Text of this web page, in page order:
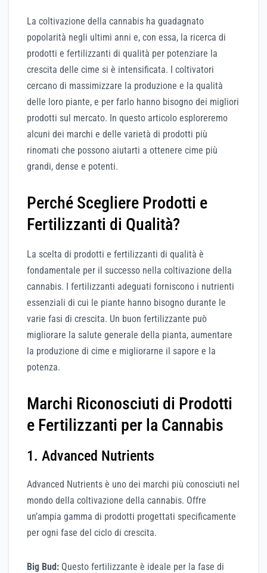
La coltivazione della cannabis ha guadagnato
popolarità negli ultimi anni e, con essa, la ricerca di
prodotti e fertilizzanti di qualità per potenziare la
crescita delle cime si è intensificata. I coltivatori
cercano di massimizzare la produzione e la qualità
delle loro piante, e per farlo hanno bisogno dei migliori
prodotti sul mercato. In questo articolo esploreremo
alcuni dei marchi e delle varietà di prodotti più
rinomati che possono aiutarti a ottenere cime più
grandi, dense e potenti.
Perché Scegliere Prodotti e
Fertilizzanti di Qualità?
La scelta di prodotti e fertilizzanti di qualità è
fondamentale per il successo nella coltivazione della
cannabis. I fertilizzanti adeguati forniscono i nutrienti
essenziali di cui le piante hanno bisogno durante le
varie fasi di crescita. Un buon fertilizzante può
migliorare la salute generale della pianta, aumentare
la produzione di cime e migliorarne il sapore e la
potenza.
Marchi Riconosciuti di Prodotti
e Fertilizzanti per la Cannabis
1. Advanced Nutrients
Advanced Nutrients è uno dei marchi più conosciuti nel
mondo della coltivazione della cannabis. Offre
un’ampia gamma di prodotti progettati specificamente
per ogni fase del ciclo di crescita.
Big Bud: Questo fertilizzante è ideale per la fase di